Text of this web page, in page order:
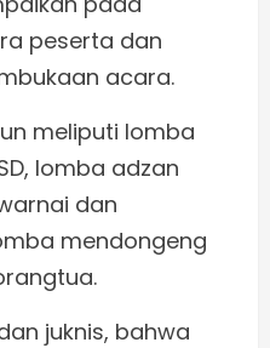
peserta dan
acara.
meliputi lomba
lomba adzan
dan
mendongeng
juknis, bahwa